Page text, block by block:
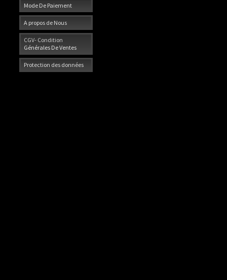
Mode De Paiement
A propos de Nous
CGV- Condition
Générales De Ventes
Protection des données